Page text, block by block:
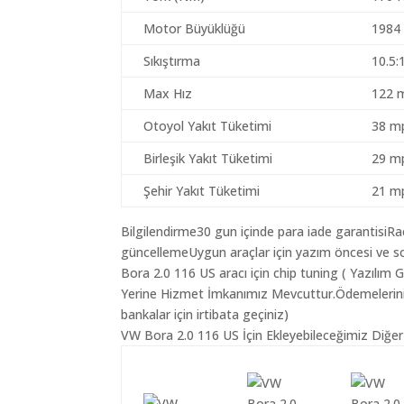
Motor Büyüklüğü
1984
Sıkıştırma
Max Hız
122
Otoyol Yakıt Tüketimi
38
Birleşik Yakıt Tüketimi
29
Şehir Yakıt Tüketimi
21
Bilgilendirme30 gun içinde para iade
güncellemeUygun araçlar için yazım öncesi ve
Bora 2.0 116 US aracı için chip tuning (
Yerine Hizmet İmkanımız
bankalar için irtibata geçiniz)
VW Bora 2.0 116 US İçin Ekleyebileceğimiz